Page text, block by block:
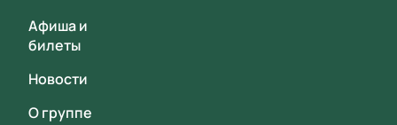
Афиша и
билеты
Новости
О группе